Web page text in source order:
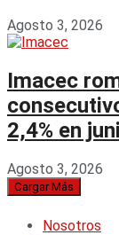
Agosto 3, 2026
Imacec
2,4% en
Agosto 3, 2026
Cargar Más
Nosotros